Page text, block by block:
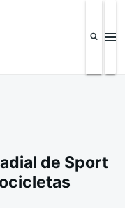
de Sport